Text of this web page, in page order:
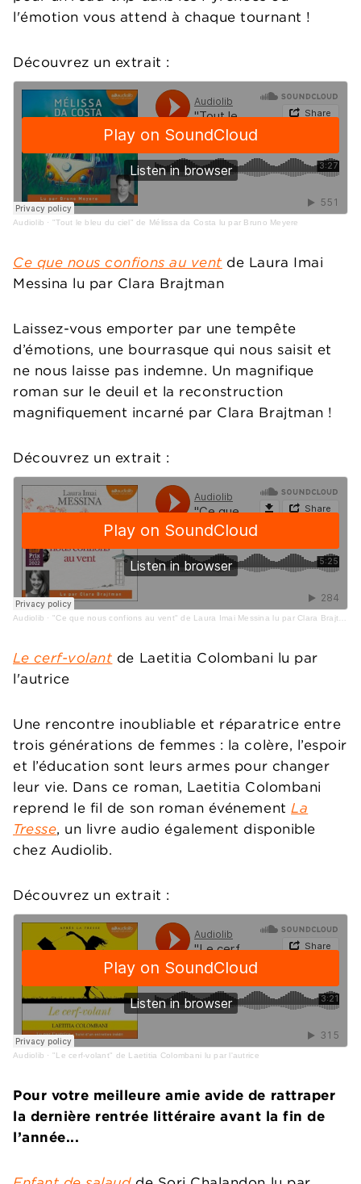
l'émotion vous attend à chaque tournant !
Découvrez un extrait :
Audiolib · "Tout le bleu du ciel" de Mélissa da Costa lu par Bruno Meyere
Ce que nous confions au vent de Laura Imai
Messina lu par Clara Brajtman
Laissez-vous emporter par une tempête
d’émotions, une bourrasque qui nous saisit et
ne nous laisse pas indemne. Un magnifique
roman sur le deuil et la reconstruction
magnifiquement incarné par Clara Brajtman !
Découvrez un extrait :
Audiolib · "Ce que nous confions au vent" de Laura Imai Messina lu par Clara Brajtman
Le cerf-volant de Laetitia Colombani lu par
l'autrice
Une rencontre inoubliable et réparatrice entre
trois générations de femmes : la colère, l’espoir
et l’éducation sont leurs armes pour changer
leur vie. Dans ce roman, Laetitia Colombani
reprend le fil de son roman événementLa
Tresse, un livre audio également disponible
chez Audiolib.
Découvrez un extrait :
Audiolib · "Le cerf-volant" de Laetitia Colombani lu par l'autrice
Pour votre meilleure amie avide de rattraper
la dernière rentrée littéraire avant la fin de
l’année...